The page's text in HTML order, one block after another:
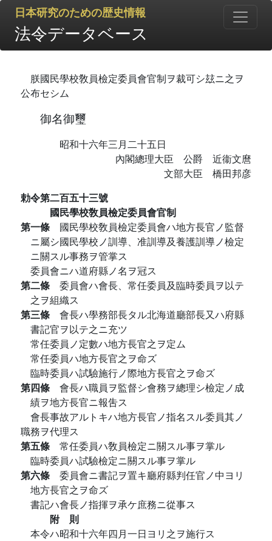
日本研究のための歴史情報
法令データベース
朕國民學校敎員檢定委員會官制ヲ裁可シ玆ニ之ヲ
公布セシム
御名御璽
昭和十六年三月二十五日
內閣總理大臣 公爵 近衞文麿
文部大臣 橋田邦彦
勅令第二百五十三號
國民學校敎員檢定委員會官制
第一條 國民學校敎員檢定委員會ハ地方長官ノ監督
ニ屬シ國民學校ノ訓導、准訓導及養護訓導ノ檢定
ニ關スル事務ヲ管掌ス
委員會ニハ道府縣ノ名ヲ冠ス
第二條 委員會ハ會長、常任委員及臨時委員ヲ以テ
之ヲ組織ス
第三條 會長ハ學務部長タル北海道廳部長又ハ府縣
書記官ヲ以テ之ニ充ツ
常任委員ノ定數ハ地方長官之ヲ定ム
常任委員ハ地方長官之ヲ命ズ
臨時委員ハ試驗施行ノ際地方長官之ヲ命ズ
第四條 會長ハ職員ヲ監督シ會務ヲ總理シ檢定ノ成
績ヲ地方長官ニ報吿ス
會長事故アルトキハ地方長官ノ指名スル委員其ノ
職務ヲ代理ス
第五條 常任委員ハ敎員檢定ニ關スル事ヲ掌ル
臨時委員ハ試驗檢定ニ關スル事ヲ掌ル
第六條 委員會ニ書記ヲ置キ廳府縣判任官ノ中ヨリ
地方長官之ヲ命ズ
書記ハ會長ノ指揮ヲ承ケ庶務ニ從事ス
附 則
本令ハ昭和十六年四月一日ヨリ之ヲ施行ス